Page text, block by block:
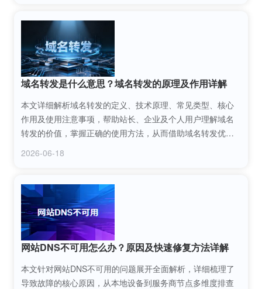
域名转发是什么意思？域名转发的原理及作用详解
本文详细解析域名转发的定义、技术原理、常见类型、核心
作用及使用注意事项，帮助站长、企业及个人用户理解域名
转发的价值，掌握正确的使用方法，从而借助域名转发优化
2026-06-18
网站DNS不可用怎么办？原因及快速修复方法详解
本文针对网站DNS不可用的问题展开全面解析，详细梳理了
导致故障的核心原因，从本地设备到服务商节点多维度排查